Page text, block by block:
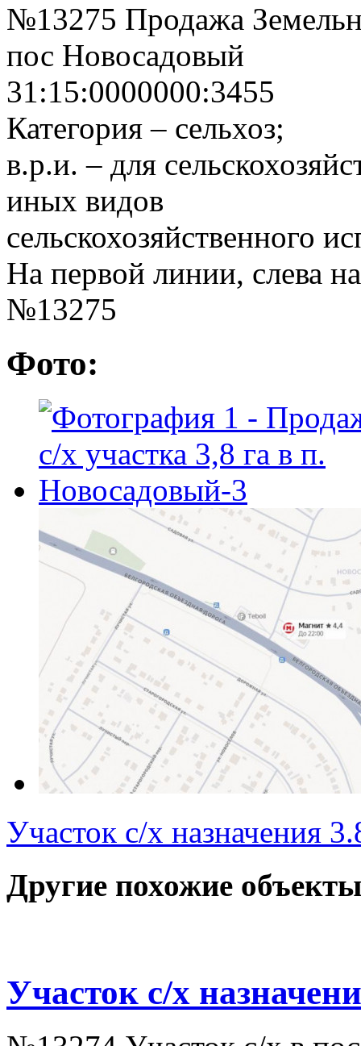
№13275 Продажа
пос Новосадовый
31:15:0000000:3455
Категория – сельхоз;
в.р.и. – для
иных видов
сельскохозяйственного
На первой линии, слева
№13275
Фото:
Участок с/х назначения
Другие похожие
Участок с/х